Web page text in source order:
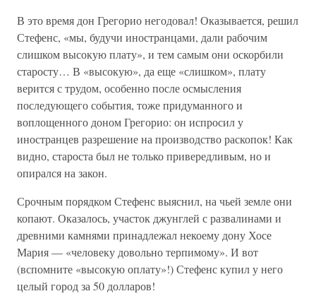
В это время дон Грегорио негодовал! Оказывается, решил
Стефенс, «мы, будучи иностранцами, дали рабочим
слишком высокую плату», и тем самым они оскорбили
старосту… В «высокую», да еще «слишком», плату
верится с трудом, особенно после осмысления
последующего события, тоже придуманного и
воплощенного доном Грегорио: он испросил у
иностранцев разрешение на производство раскопок! Как
видно, староста был не только привередливым, но и
опирался на закон.
Срочным порядком Стефенс выяснил, на чьей земле они
копают. Оказалось, участок джунглей с развалинами и
древними камнями принадлежал некоему дону Хосе
Мария — «человеку довольно терпимому». И вот
(вспомните «высокую оплату»!) Стефенс купил у него
целый город за 50 долларов!